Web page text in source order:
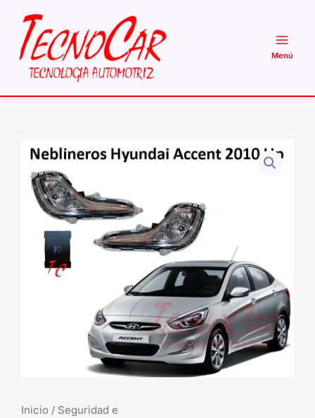
contenido
Inicio / Seguridad e
Neblineros
Hyundai
Accent
2010-
2016
Focos